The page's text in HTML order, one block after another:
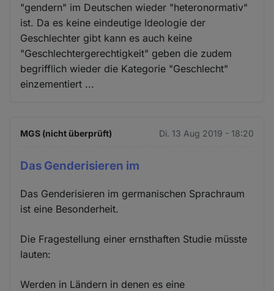
"gendern" im Deutschen wieder "heteronormativ"
ist. Da es keine eindeutige Ideologie der
Geschlechter gibt kann es auch keine
"Geschlechtergerechtigkeit" geben die zudem
begrifflich wieder die Kategorie "Geschlecht"
einzementiert ...
MGS (nicht überprüft) Di. 13 Aug 2019 - 18:20
Das Genderisieren im
Das Genderisieren im germanischen Sprachraum
ist eine Besonderheit.
Die Fragestellung einer ernsthaften Studie müsste
lauten:
Werden in Ländern in denen es eine